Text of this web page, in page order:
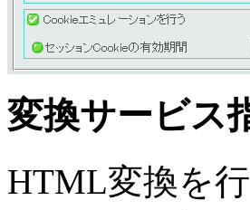
変換サービス
HTML変換を